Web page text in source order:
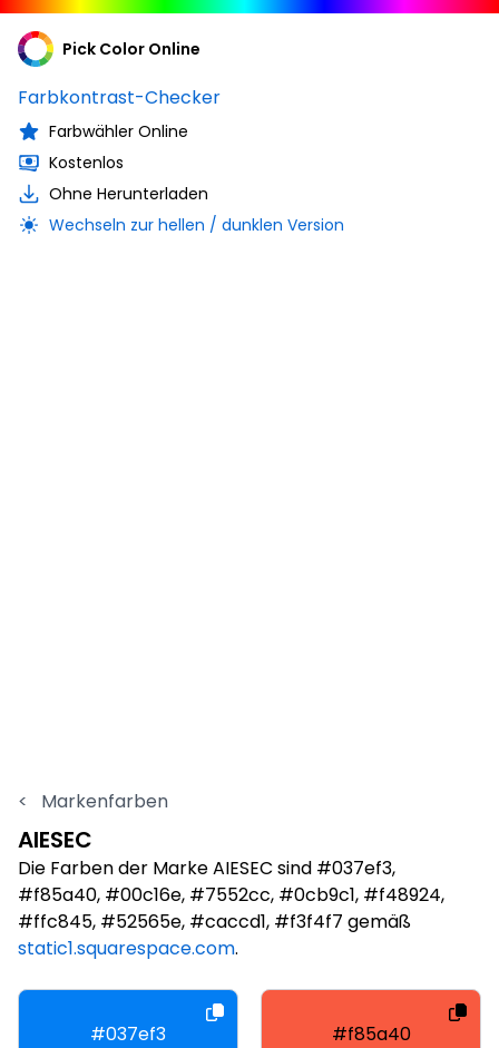
Pick Color Online
Farbkontrast-Checker
Farbwähler Online
Kostenlos
Ohne Herunterladen
Wechseln zur hellen / dunklen Version
< Markenfarben
AIESEC
Die Farben der Marke AIESEC sind #037ef3,
#f85a40, #00c16e, #7552cc, #0cb9c1, #f48924,
#ffc845, #52565e, #caccd1, #f3f4f7 gemäß
static1.squarespace.com.
#037ef3 #f85a40